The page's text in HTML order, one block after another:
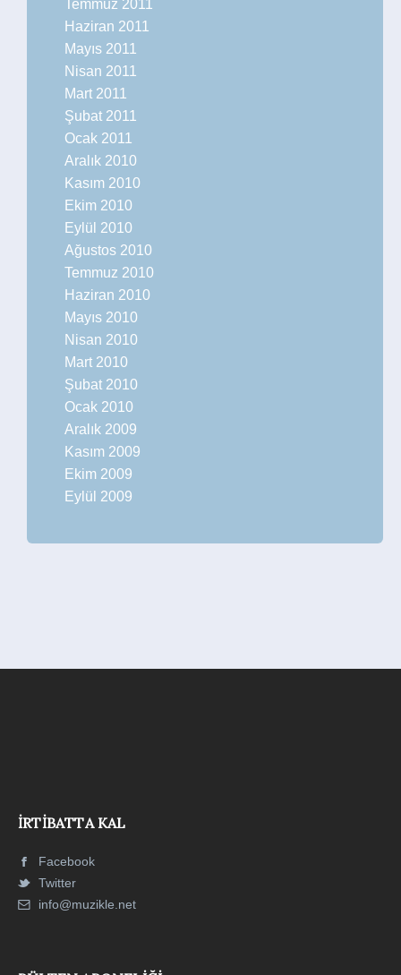
Temmuz 2011
Haziran 2011
Mayıs 2011
Nisan 2011
Mart 2011
Şubat 2011
Ocak 2011
Aralık 2010
Kasım 2010
Ekim 2010
Eylül 2010
Ağustos 2010
Temmuz 2010
Haziran 2010
Mayıs 2010
Nisan 2010
Mart 2010
Şubat 2010
Ocak 2010
Aralık 2009
Kasım 2009
Ekim 2009
Eylül 2009
İRTIBATTA KAL
Facebook
Twitter
info@muzikle.net